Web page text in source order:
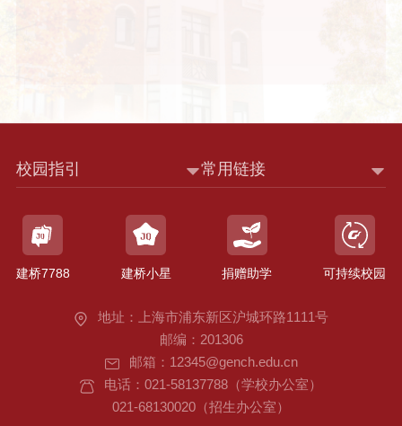
地址：上海市浦东新区沪城环路1111号
邮编：201306
邮箱：12345@gench.edu.cn
电话：021-58137788（学校办公室）
021-68130020（招生办公室）
校园指引 常用链接
建桥7788 建桥小星 捐赠助学 可持续校园